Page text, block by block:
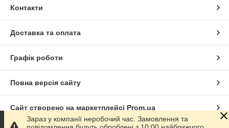
Контакти
Доставка та оплата
Графік роботи
Повна версія сайту
Сайт створено на маркетплейсі Prom.ua
Зараз у компанії неробочий час. Замовлення та